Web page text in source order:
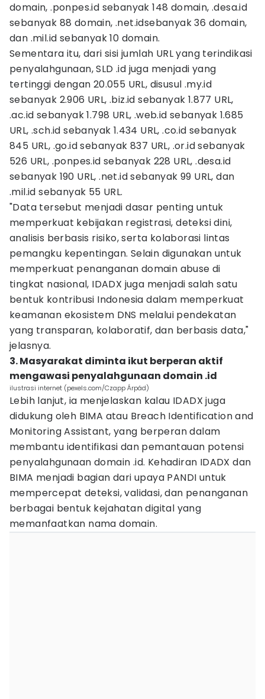
domain, .ponpes.id sebanyak 148 domain, .desa.id
sebanyak 88 domain, .net.idsebanyak 36 domain,
dan .mil.id sebanyak 10 domain.
Sementara itu, dari sisi jumlah URL yang terindikasi
penyalahgunaan, SLD .id juga menjadi yang
tertinggi dengan 20.055 URL, disusul .my.id
sebanyak 2.906 URL, .biz.id sebanyak 1.877 URL,
.ac.id sebanyak 1.798 URL, .web.id sebanyak 1.685
URL, .sch.id sebanyak 1.434 URL, .co.id sebanyak
845 URL, .go.id sebanyak 837 URL, .or.id sebanyak
526 URL, .ponpes.id sebanyak 228 URL, .desa.id
sebanyak 190 URL, .net.id sebanyak 99 URL, dan
.mil.id sebanyak 55 URL.
"Data tersebut menjadi dasar penting untuk
memperkuat kebijakan registrasi, deteksi dini,
analisis berbasis risiko, serta kolaborasi lintas
pemangku kepentingan. Selain digunakan untuk
memperkuat penanganan domain abuse di
tingkat nasional, IDADX juga menjadi salah satu
bentuk kontribusi Indonesia dalam memperkuat
keamanan ekosistem DNS melalui pendekatan
yang transparan, kolaboratif, dan berbasis data,"
jelasnya.
3. Masyarakat diminta ikut berperan aktif
mengawasi penyalahgunaan domain .id
ilustrasi internet (pexels.com/Czapp Árpád)
Lebih lanjut, ia menjelaskan kalau IDADX juga
didukung oleh BIMA atau Breach Identification and
Monitoring Assistant, yang berperan dalam
membantu identifikasi dan pemantauan potensi
penyalahgunaan domain .id. Kehadiran IDADX dan
BIMA menjadi bagian dari upaya PANDI untuk
mempercepat deteksi, validasi, dan penanganan
berbagai bentuk kejahatan digital yang
memanfaatkan nama domain.